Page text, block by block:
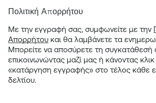
Πολιτική Απορρήτου
Με την εγγραφή σας, συμφωνείτε με την
Απορρήτου και θα λαμβάνετε τα
Μπορείτε να αποσύρετε τη συγκατάθεσή
επικοινωνώντας μαζί μας ή κάνοντας
«κατάργηση εγγραφής» στο τέλος κάθε
δελτίου.